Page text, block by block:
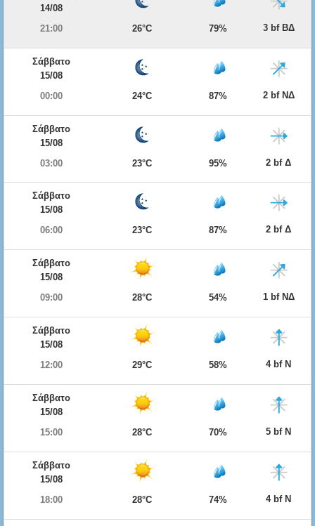
14/08
21:00
26°C 79% 3 bf ΒΔ
Σάββατο
15/08
00:00
24°C 87% 2 bf ΝΔ
Σάββατο
15/08
03:00
23°C 95% 2 bf Δ
Σάββατο
15/08
06:00
23°C 87% 2 bf Δ
Σάββατο
15/08
09:00
28°C 54% 1 bf ΝΔ
Σάββατο
15/08
12:00
29°C 58% 4 bf Ν
Σάββατο
15/08
15:00
28°C 70% 5 bf Ν
Σάββατο
15/08
18:00
28°C 74% 4 bf Ν